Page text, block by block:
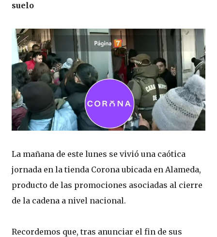
suelo
La mañana de este lunes se vivió una caótica
jornada en la tienda Corona ubicada en Alameda,
producto de las promociones asociadas al cierre
de la cadena a nivel nacional.
Recordemos que, tras anunciar el fin de sus